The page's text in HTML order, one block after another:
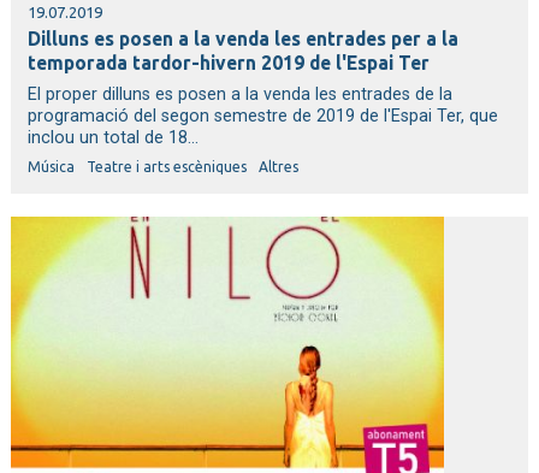
19.07.2019
Dilluns es posen a la venda les entrades per a la
temporada tardor-hivern 2019 de l'Espai Ter
El proper dilluns es posen a la venda les entrades de la
programació del segon semestre de 2019 de l'Espai Ter, que
inclou un total de 18...
Música Teatre i arts escèniques Altres